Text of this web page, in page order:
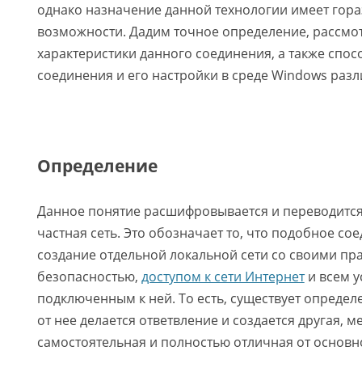
однако назначение данной технологии имеет
возможности. Дадим точное определение,
характеристики данного соединения, а также
соединения и его настройки в среде Windows
Определение
Данное понятие расшифровывается и
частная сеть. Это обозначает то, что подобное
создание отдельной локальной сети со своими
безопасностью, доступом к сети Интернети всем
подключенным к ней. То есть, существует
от нее делается ответвление и создается другая,
самостоятельная и полностью отличная от